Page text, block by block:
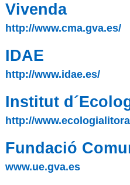
Vivenda
http://www.cma.gva.es/
IDAE
http://www.idae.es/
Institut
http://
Fundació
www.ue.gva.es